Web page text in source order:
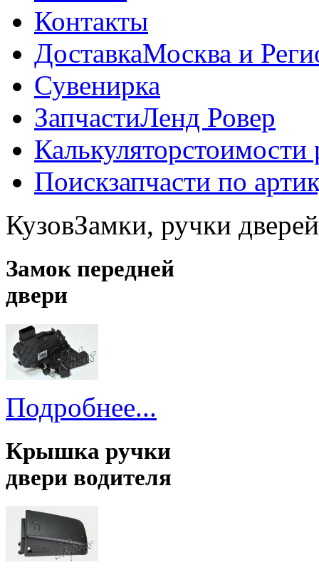
Контакты
ДоставкаМосква и
Сувенирка
ЗапчастиЛенд Ровер
Калькуляторстоимости
Поискзапчасти по
КузовЗамки, ручки дверей
Замок передней
двери
Подробнее...
Крышка ручки
двери водителя